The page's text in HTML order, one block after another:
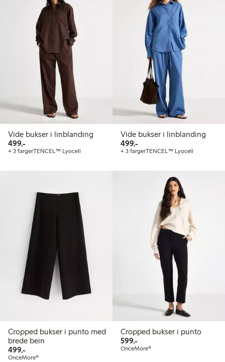
Kjøp i butikk
Vide bukser i linblanding
499,-499,00 kr
+ 3 fargerTENCEL™ Lyocell
Vide bukser i linblanding
499,-499,00 kr
+ 3 fargerTENCEL™ Lyocell
Cropped bukser i punto med
brede bein
499,-499,00 kr
OnceMore®
Cropped bukser i punto
599,-599,00 kr
OnceMore®